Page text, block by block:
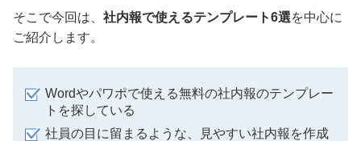
そこで今回は、 社内報で使えるテンプレート6選を中心に
ご紹介します。
Wordやパワポで使える無料の社内報のテンプレー
トを探している
社員の目に留まるような、見やすい社内報を作成